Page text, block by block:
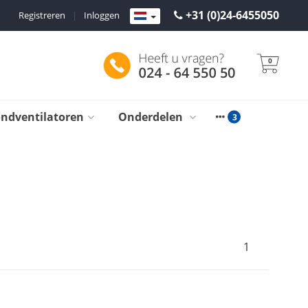
+31 (0)24-6455050
Inloggen
|
Registreren
0
Onderdelen
1